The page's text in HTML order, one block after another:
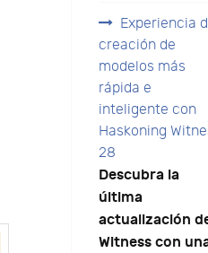
Experiencia
creación de
modelos más
rápida e
inteligente con
Haskoning
28
Descubra la
última
actualización
Witness con